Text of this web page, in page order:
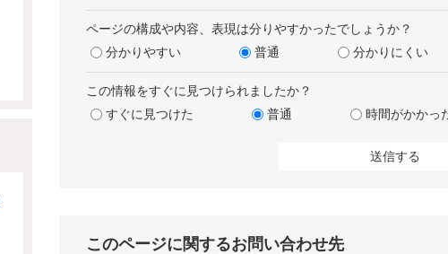
ページの構成や内容、表現は分りやすかったでしょうか？
分かりやすい
普通 分かりにくい
この情報をすぐに見つけられましたか？
すぐに見つけた
普通 時間がかかっ
このページに関するお問い合わせ先